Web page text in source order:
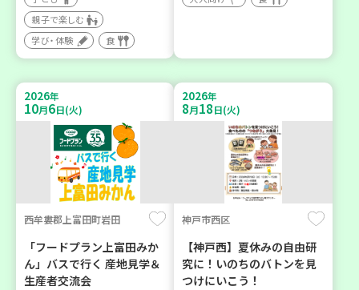
親子で楽しむ
学び・体験
食
2026年
10月6日(火)
西牟婁郡上富田町岩田
「フードプラン上富田みか
ん」バスで行く 産地見学＆
生産者交流会
2026年
8月18日(火)
神戸市西区
【神戸西】夏休みの自由研
究に！いのちのバトンを見
つけにいこう！